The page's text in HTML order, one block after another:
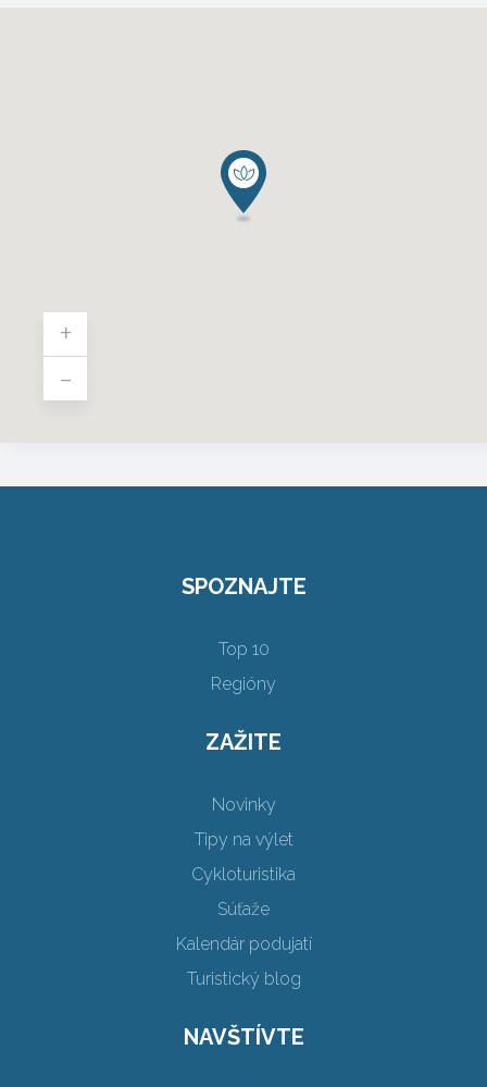
+
-
SPOZNAJTE
Top 10
Regióny
ZAŽITE
Novinky
Tipy na výlet
Cykloturistika
Súťaže
Kalendár podujatí
Turistický blog
NAVŠTÍVTE